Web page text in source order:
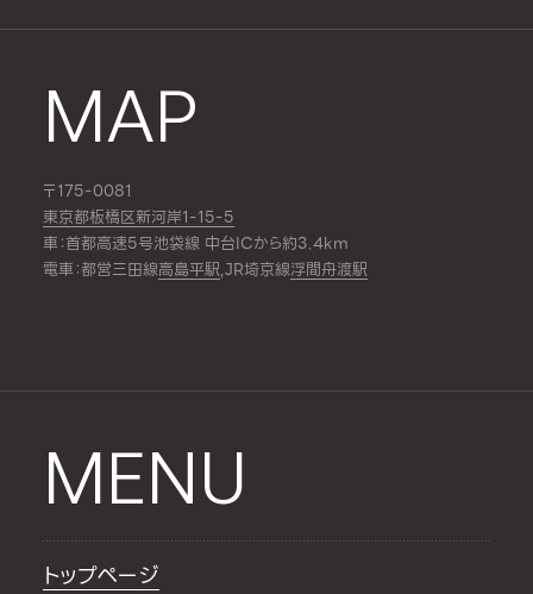
MAP
〒175-0081
東京都板橋区新河岸1-15-5
車：首都高速5号池袋線 中台ICから約3.4km
電車：都営三田線高島平駅,JR埼京線浮間舟渡駅
MENU
トップページ